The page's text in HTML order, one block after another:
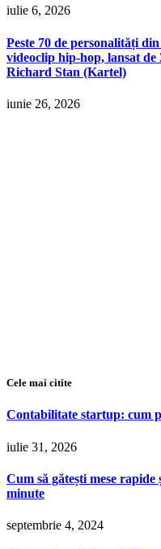
iulie 6, 2026
Peste 70 de personalități
videoclip hip-hop, lansat
Richard Stan (Kartel)
iunie 26, 2026
Cele mai citite
Contabilitate startup: cum
iulie 31, 2026
Cum să gătești mese
minute
septembrie 4, 2024